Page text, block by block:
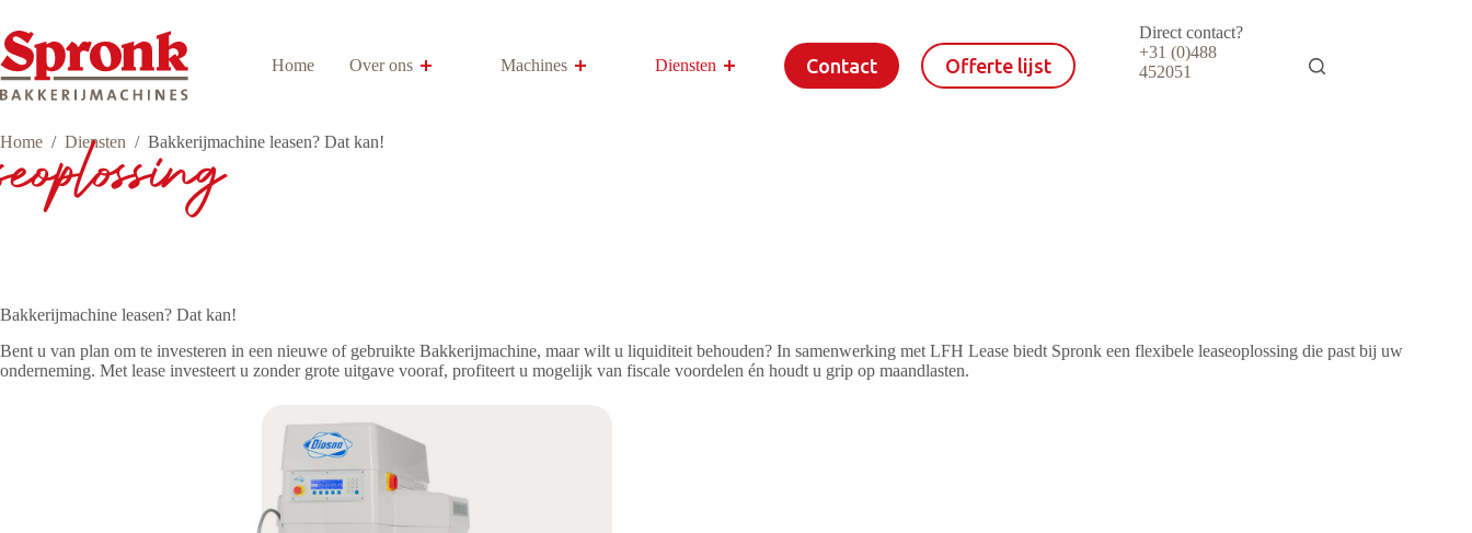
naar
de
inhoud
Home Over ons Machines Diensten Meer
Contact Offerte lijst
Direct contact?
+31 (0)488
452051
Home / Diensten / Bakkerijmachine leasen? Dat kan!
Bakkerijmachine leasen? Dat kan!
Bent u van plan om te investeren in een nieuwe of gebruikte Bakkerijmachine, maar wilt u liquiditeit behouden? In samenwerking met LFH Lease biedt Spronk een flexibele leaseoplossing die past bij uw
onderneming. Met lease investeert u zonder grote uitgave vooraf, profiteert u mogelijk van fiscale voordelen én houdt u grip op maandlasten.